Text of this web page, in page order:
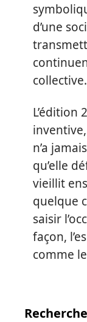
d’une
collective.
L’édition
n’a
qu’elle
vieillit
quelque
saisir
façon,
comme
Recherche